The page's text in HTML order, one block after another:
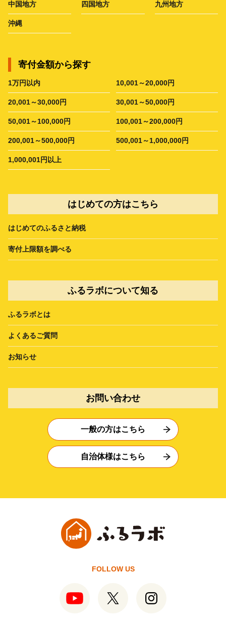
中国地方 四国地方 九州地方
沖縄
寄付金額から探す
1万円以内 10,001～20,000円
20,001～30,000円 30,001～50,000円
50,001～100,000円 100,001～200,000円
200,001～500,000円 500,001～1,000,000円
1,000,001円以上
はじめての方はこちら
はじめてのふるさと納税
寄付上限額を調べる
ふるラボについて知る
ふるラボとは
よくあるご質問
お知らせ
お問い合わせ
一般の方はこちら
自治体様はこちら
FOLLOW US